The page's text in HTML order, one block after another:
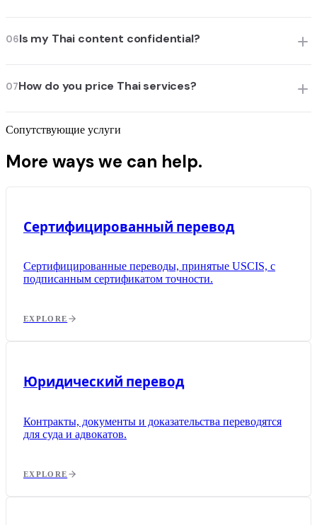
06Is my Thai content confidential?
07How do you price Thai services?
Сопутствующие услуги
More ways we can help.
Сертифицированный перевод
Сертифицированные переводы, принятые USCIS, с
подписанным сертификатом точности.
EXPLORE
Юридический перевод
Контракты, документы и доказательства переводятся
для суда и адвокатов.
EXPLORE